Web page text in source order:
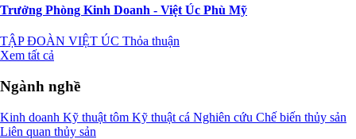
Trưởng Phòng Kinh Doanh - Việt Úc Phù Mỹ
TẬP ĐOÀN VIỆT ÚC Thỏa thuận
Xem tất cả
Ngành nghề
Kinh doanh Kỹ thuật tôm Kỹ thuật cá Nghiên cứu Chế biến thủy sản
Liên quan thủy sản